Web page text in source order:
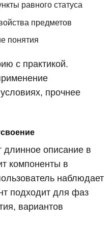
равного статуса
предметов
понятия
с практикой.
прочнее
длинное описание в
компоненты в
наблюдает
подходит для фаз
вариантов